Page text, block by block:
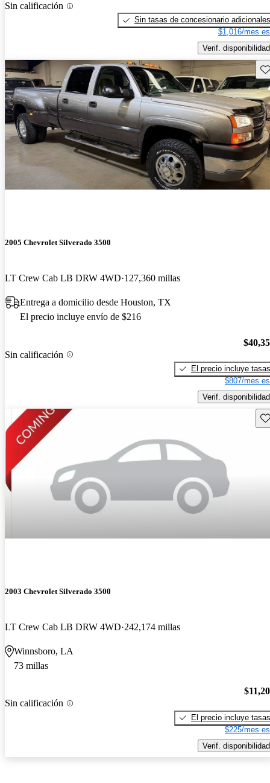
Sin calificación
Sin tasas de concesionario adicionales
$1,016/mes
Verif. disponibilidad
2005 Chevrolet Silverado 3500
LT Crew Cab LB DRW 4WD 127,360 millas
Entrega a domicilio desde Houston, TX
El precio incluye envío de $216
Sin calificación
El precio incluye tasas
$807/mes
Verif. disponibilidad
2003 Chevrolet Silverado 3500
LT Crew Cab LB DRW 4WD 242,174 millas
Winnsboro, LA
73 millas
Sin calificación
El precio incluye tasas
$225/mes
Verif. disponibilidad